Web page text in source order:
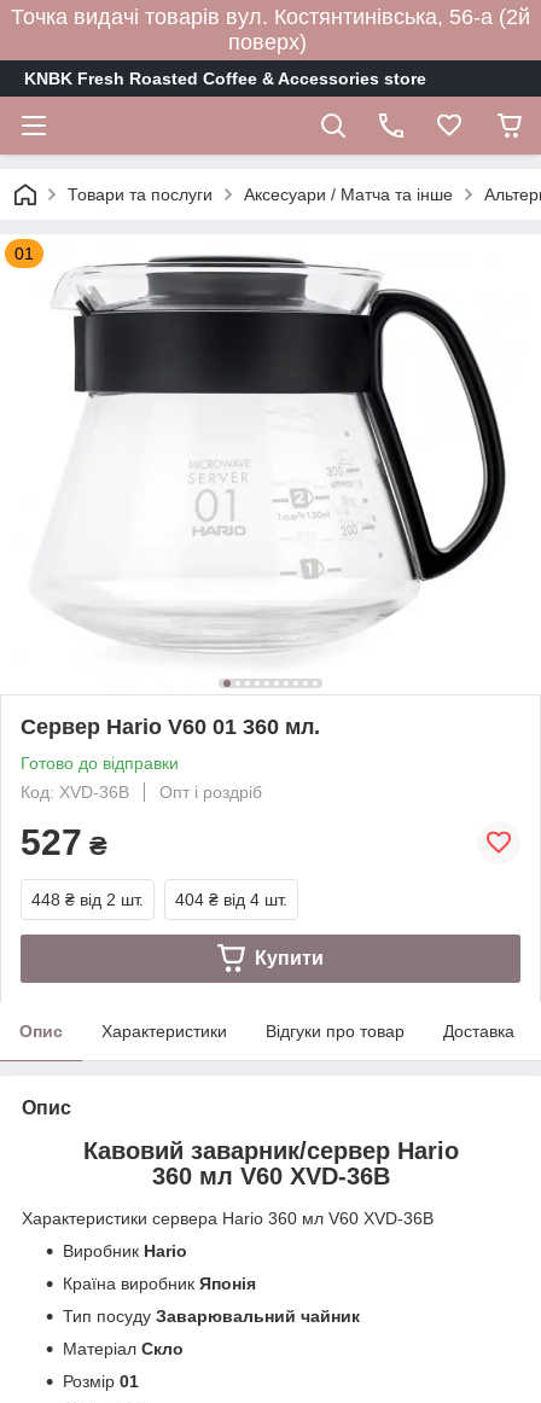
Точка видачі товарів вул. Костянтинівська, 56-а (2й
поверх)
KNBK Fresh Roasted Coffee & Accessories store
Товари та послуги Аксесуари / Матча та інше
01
Сервер Hario V60 01 360 мл.
Готово до відправки
Код: XVD-36B
Опт і роздріб
527 ₴
448 ₴ від 2 шт. 404 ₴ від 4 шт.
Купити
Опис Характеристики Відгуки про товар Доставка
Опис
Кавовий заварник/сервер Hario
360 мл V60 XVD-36B
Характеристики сервера Hario 360 мл V60 XVD-36B
Виробник Hario
Країна виробник Японія
Тип посуду Заварювальний чайник
Матеріал Скло
Розмір 01